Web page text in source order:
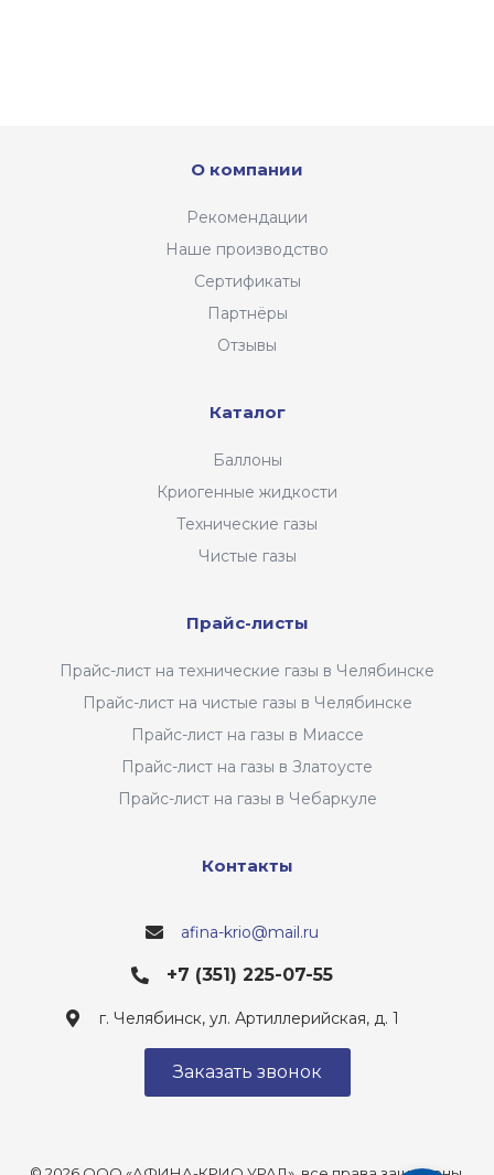
О компании
Рекомендации
Наше производство
Сертификаты
Партнёры
Отзывы
Каталог
Баллоны
Криогенные жидкости
Технические газы
Чистые газы
Прайс-листы
Прайс-лист на технические газы в Челябинске
Прайс-лист на чистые газы в Челябинске
Прайс-лист на газы в Миассе
Прайс-лист на газы в Златоусте
Прайс-лист на газы в Чебаркуле
Контакты
afina-krio@mail.ru
+7 (351) 225-07-55
г. Челябинск, ул. Артиллерийская, д. 1
Заказать звонок